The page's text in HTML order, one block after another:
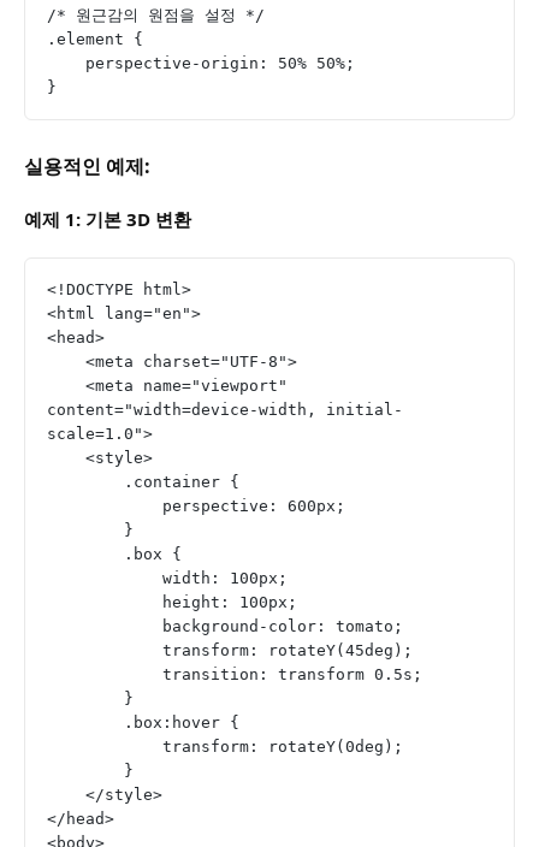
/* 원근감의 원점을 설정 */
.element {
    perspective-origin: 50% 50%;
}
실용적인 예제:
예제 1: 기본 3D 변환
<!DOCTYPE html>
<html lang="en">
<head>
    <meta charset="UTF-8">
content="width=device-width, initial-
scale=1.0">
    <style>
        .container {
            perspective: 600px;
        }
        .box {
            width: 100px;
            height: 100px;
            background-color: tomato;
            transform: rotateY(45deg);
            transition: transform 0.5s;
        }
        .box:hover {
            transform: rotateY(0deg);
        }
    </style>
</head>
<body>